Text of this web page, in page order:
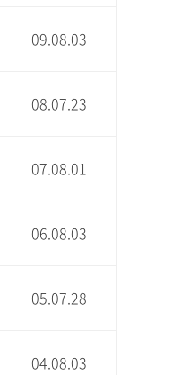
09.08.03
08.07.23
07.08.01
06.08.03
05.07.28
04.08.03